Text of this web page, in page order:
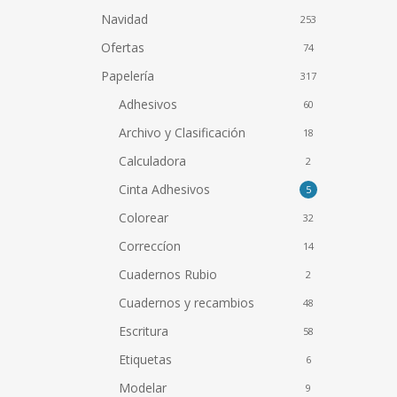
Navidad 253
Ofertas 74
Papelería 317
Adhesivos 60
Archivo y Clasificación 18
Calculadora 2
Cinta Adhesivos 5
Colorear 32
Correccíon 14
Cuadernos Rubio 2
Cuadernos y recambios 48
Escritura 58
Etiquetas 6
Modelar 9